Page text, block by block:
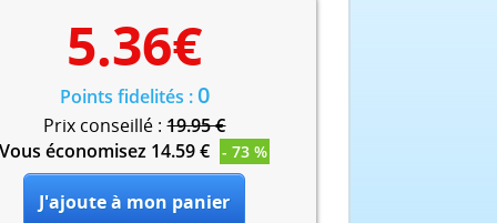
5.36€
Points fidelités :0
Prix conseillé :19.95 €
Vous économisez 14.59 €
- 73 %